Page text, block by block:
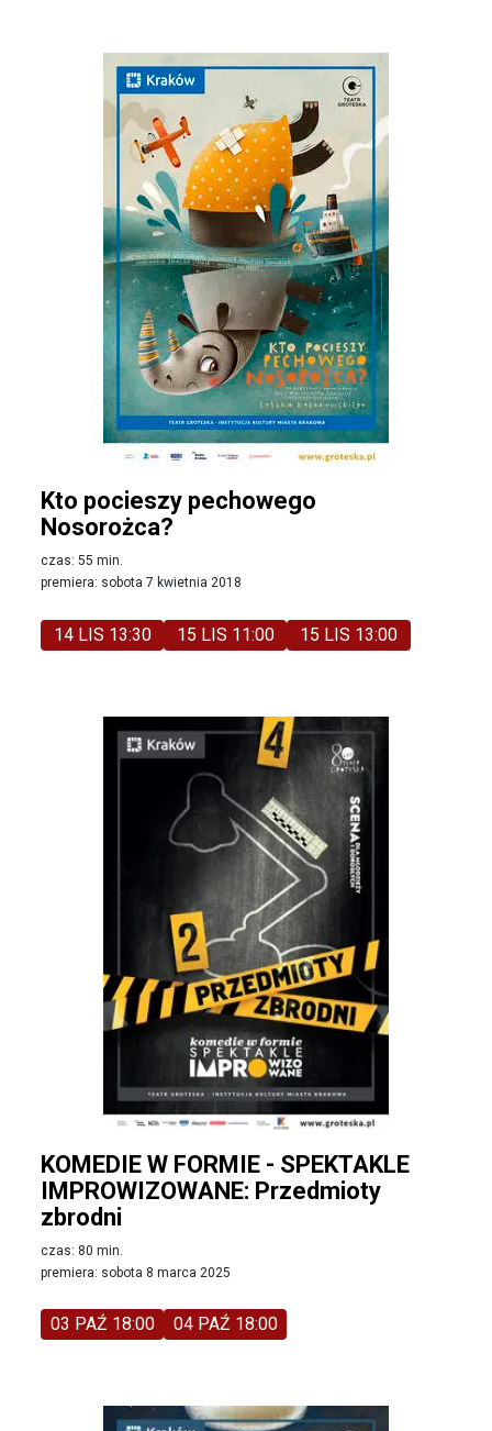
Kto pocieszy pechowego
Nosorożca?
czas: 55 min.
premiera: sobota 7 kwietnia 2018
14 LIS 13:30 15 LIS 11:00 15 LIS 13:00
KOMEDIE W FORMIE - SPEKTAKLE
IMPROWIZOWANE: Przedmioty
zbrodni
czas: 80 min.
premiera: sobota 8 marca 2025
03 PAŹ 18:00 04 PAŹ 18:00